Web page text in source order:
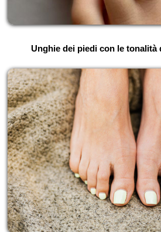
Unghie dei piedi con le tonalità